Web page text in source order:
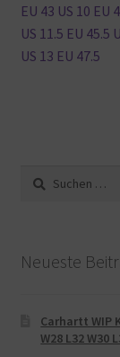
EU 43 US 10 EU
US 11.5 EU 45.5
US 13 EU 47.5
Suche
nach:
Neueste
Carhartt WIP
W28 L32 W30